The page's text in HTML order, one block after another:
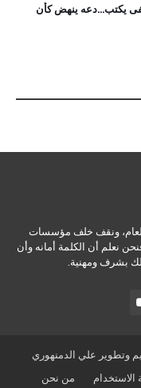
يكتب...دعه ينهض كأن
العام، ونقف خلف مؤسسات
نعلم أن الكلمة أمانه وأن
بشرف ومهنية.
وتطوير علي الدمنهوري
الاستخدام من نحن